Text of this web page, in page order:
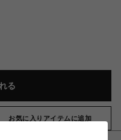
る
お気に入りアイテムに追加